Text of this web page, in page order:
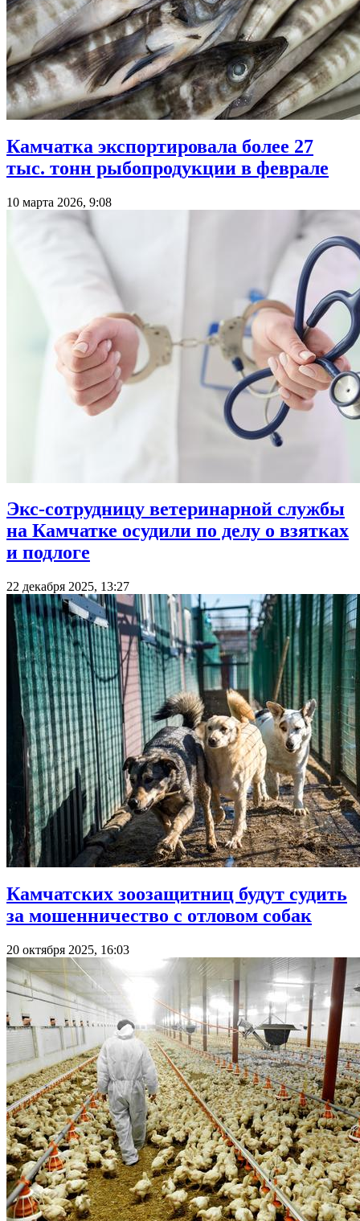
Камчатка экспортировала более 27
тыс. тонн рыбопродукции в феврале
10 марта 2026, 9:08
Экс-сотрудницу ветеринарной службы
на Камчатке осудили по делу о взятках
и подлоге
22 декабря 2025, 13:27
Камчатских зоозащитниц будут судить
за мошенничество с отловом собак
20 октября 2025, 16:03